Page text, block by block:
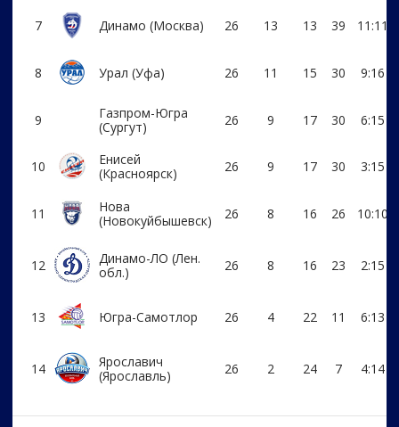
7 Динамо (Москва) 26 13 13 39 11:11
8 Урал (Уфа) 26 11 15 30 9:16
9
Газпром-Югра
(Сургут)
26 9 17 30 6:15
10
Енисей
(Красноярск)
26 9 17 30 3:15
11
Нова
(Новокуйбышевск)
26 8 16 26 10:10
12
Динамо-ЛО (Лен.
обл.)
26 8 16 23 2:15
13 Югра-Самотлор 26 4 22 11 6:13
14
Ярославич
(Ярославль)
26 2 24 7 4:14